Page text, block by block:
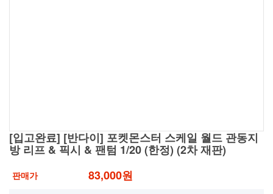
[입고완료] [반다이] 포켓몬스터 스케일 월드 관동지
방 리프 & 픽시 & 팬텀 1/20 (한정) (2차 재판)
판매가 83,000원